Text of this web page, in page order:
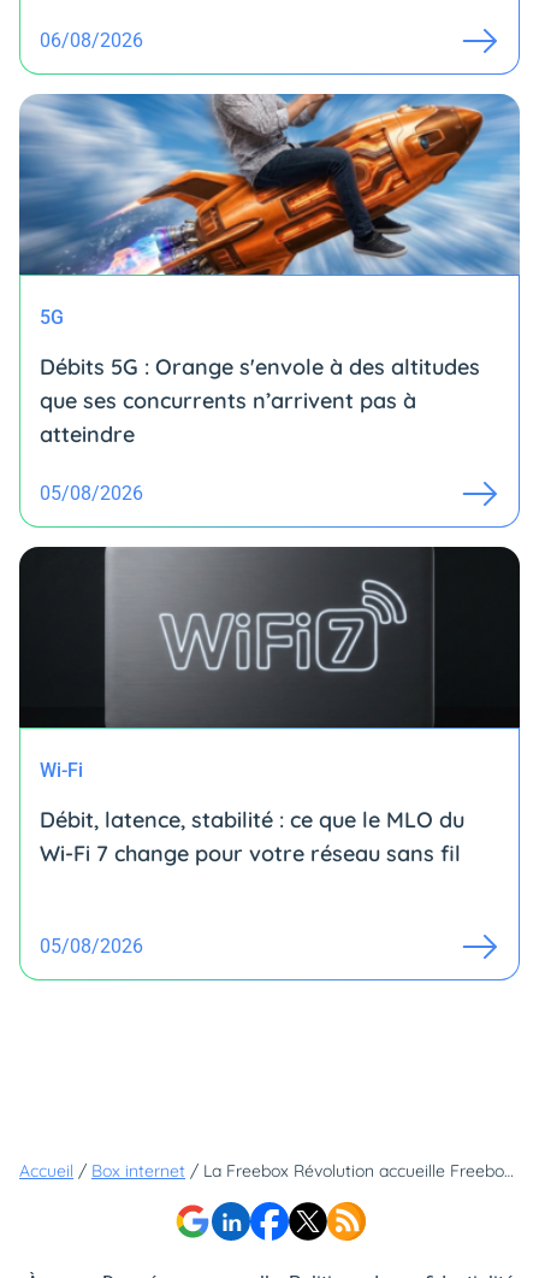
06/08/2026
5G
Débits 5G : Orange s'envole à des altitudes
que ses concurrents n’arrivent pas à
atteindre
05/08/2026
Wi-Fi
Débit, latence, stabilité : ce que le MLO du
Wi-Fi 7 change pour votre réseau sans fil
05/08/2026
Accueil / Box internet / La Freebox Révolution accueille Freebox OS